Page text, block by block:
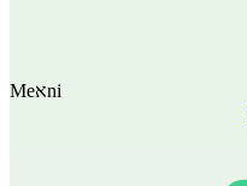
Meאni